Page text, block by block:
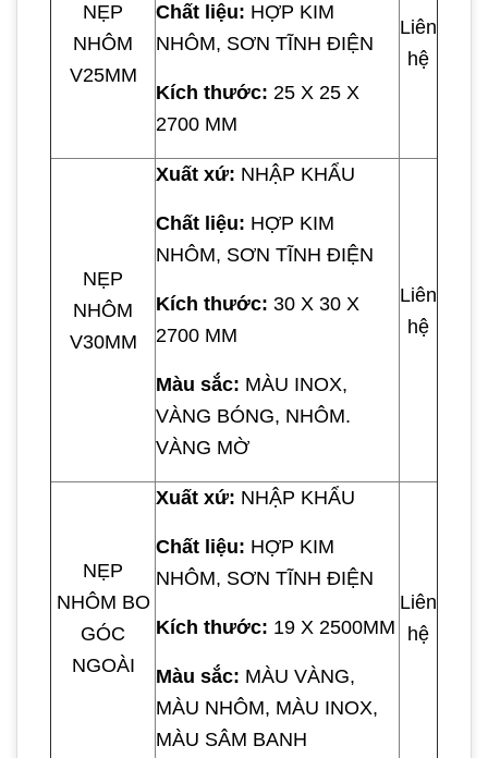
NẸP
NHÔM
V25MM
Chất liệu: HỢP KIM
NHÔM, SƠN TĨNH ĐIỆN
Kích thước: 25 X 25 X
2700 MM
Liên
hệ
NẸP
NHÔM
V30MM
Xuất xứ: NHẬP KHẨU
Chất liệu: HỢP KIM
NHÔM, SƠN TĨNH ĐIỆN
Kích thước: 30 X 30 X
2700 MM
Màu sắc: MÀU INOX,
VÀNG BÓNG, NHÔM.
VÀNG MỜ
Liên
hệ
NẸP
NHÔM BO
GÓC
NGOÀI
Xuất xứ: NHẬP KHẨU
Chất liệu: HỢP KIM
NHÔM, SƠN TĨNH ĐIỆN
Kích thước: 19 X 2500MM
Màu sắc: MÀU VÀNG,
MÀU NHÔM, MÀU INOX,
MÀU SÂM BANH
Liên
hệ